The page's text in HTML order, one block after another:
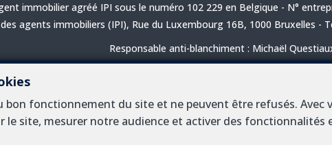
bon fonctionnement du site et ne peuvent être refusés.
le site, mesurer notre audience et activer des fonctionnalités
immobilier agréé IPI sous le numéro 102 229 en Belgique - N°
agents immobiliers (IPI), Rue du Luxembourg 16B, 1000 Bruxelles -
Responsable anti-blanchiment : Michaël
du 18 septembre 2017 et l’arrêté royal du 1er avril 2022 en matière
AXA Belgium SA, Place du Trône 1, 1000 Bruxelles – police n°